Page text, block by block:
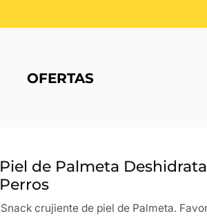
OFERTAS
Piel de Palmeta
Perros
Snack crujiente de piel de Palmeta.